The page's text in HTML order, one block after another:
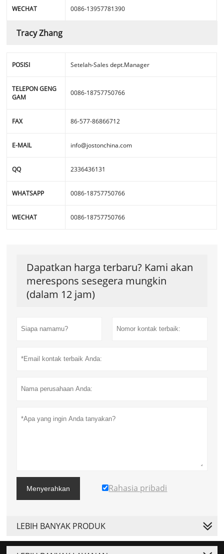
WECHAT 0086-13957781390
Tracy Zhang
POSISI Setelah-Sales dept.Manager
TELEPON GENG
GAM
0086-18757750766
FAX 86-577-86866712
E-MAIL info@jostonchina.com
QQ 2336436131
WHATSAPP 0086-18757750766
WECHAT 0086-18757750766
Dapatkan harga terbaru? Kami akan
merespons sesegera mungkin
(dalam 12 jam)
Menyerahkan Rahasia pribadi
LEBIH BANYAK PRODUK